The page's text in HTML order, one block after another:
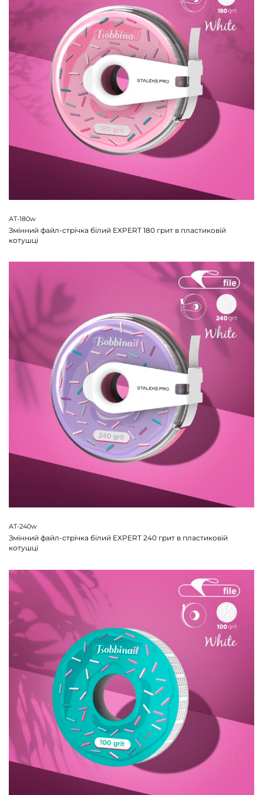
AT-180w
Змінний файл-стрічка білий EXPERT 180 грит в пластиковій
котушці
AT-240w
Змінний файл-стрічка білий EXPERT 240 грит в пластиковій
котушці